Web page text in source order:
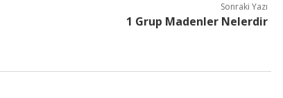
Sonraki Yazı
1 Grup Madenler Nelerdir